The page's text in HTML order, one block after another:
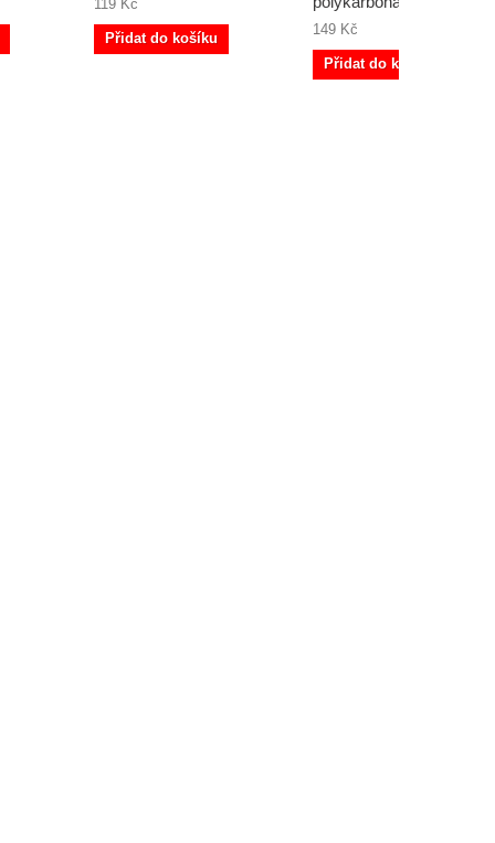
119 Kč
Přidat do košíku
149 Kč
Přidat do košíku